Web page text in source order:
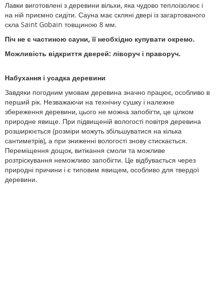
Лавки виготовлені з деревини вільхи, яка чудово теплоізолює і
на ній приємно сидіти. Сауна має скляні двері із загартованого
скла Saint Gobain товщиною 8 мм.
Піч не є частиною сауни, її необхідно купувати окремо.
Можливість відкриття дверей: ліворуч і праворуч.
Набухання і усадка деревини
Завдяки погодним умовам деревина значно працює, особливо в
перший рік. Незважаючи на технічну сушку і належне
збереження деревини, цього не можна запобігти, це цілком
природне явище. При підвищеній вологості повітря деревина
розширюється (розміри можуть збільшуватися на кілька
сантиметрів), а при зниженні вологості знову стискається.
Переміщення дощок, витікання смоли та можливе
розтріскування неможливо запобігти. Це відбувається через
природні причини і є типовим явищем, особливо для твердої
деревини.